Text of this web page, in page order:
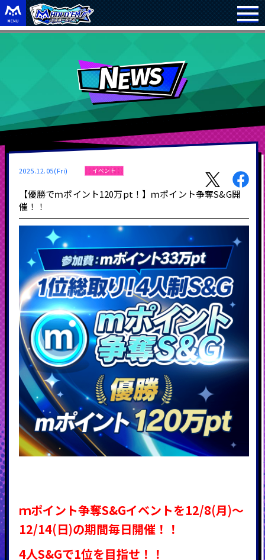
2025.12.05(Fri) イベント
【優勝でｍポイント120万pt！】ｍポイント争奪S&G開
催！！
ｍポイント争奪S&Gイベントを12/8(月)～
12/14(日)の期間毎日開催！！
4人S&Gで1位を目指せ！！